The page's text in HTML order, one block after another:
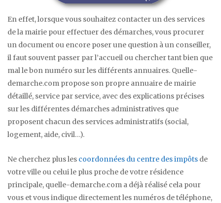
En effet, lorsque vous souhaitez contacter un des services
de la mairie pour effectuer des démarches, vous procurer
un document ou encore poser une question à un conseiller,
il faut souvent passer par l’accueil ou chercher tant bien que
mal le bon numéro sur les différents annuaires. Quelle-
demarche.com propose son propre annuaire de mairie
détaillé, service par service, avec des explications précises
sur les différentes démarches administratives que
proposent chacun des services administratifs (social,
logement, aide, civil…).
Ne cherchez plus les coordonnées du centre des impôts de
votre ville ou celui le plus proche de votre résidence
principale, quelle-demarche.com a déjà réalisé cela pour
vous et vous indique directement les numéros de téléphone,